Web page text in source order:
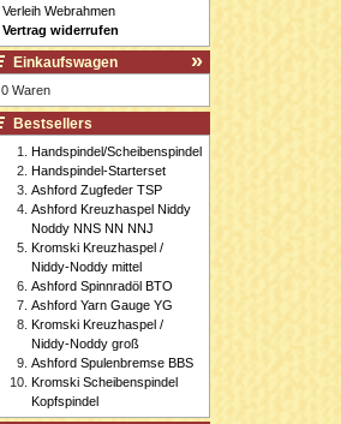
Verleih Webrahmen
Vertrag widerrufen
Einkaufswagen
0 Waren
Bestsellers
Handspindel/Scheibenspindel
Handspindel-Starterset
Ashford Zugfeder TSP
Ashford Kreuzhaspel Niddy
Noddy NNS NN NNJ
Kromski Kreuzhaspel /
Niddy-Noddy mittel
Ashford Spinnradöl BTO
Ashford Yarn Gauge YG
Kromski Kreuzhaspel /
Niddy-Noddy groß
Ashford Spulenbremse BBS
Kromski Scheibenspindel
Kopfspindel